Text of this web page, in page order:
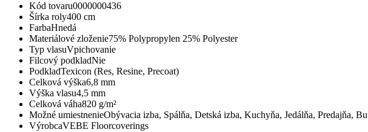
Kód tovaru0000000436
Šírka roly400 cm
FarbaHnedá
Materiálové zloženie75% Polypropylen 25% Polyester
Typ vlasuVpichovanie
Filcový podkladNie
PodkladTexicon (Res, Resine, Precoat)
Celková výška6,8 mm
Výška vlasu4,5 mm
Celková váha820 g/m²
Možné umiestnenieObývacia izba, Spálňa, Detská izba, Kuchyňa, Jedálňa, Predajňa,
VýrobcaVEBE Floorcoverings